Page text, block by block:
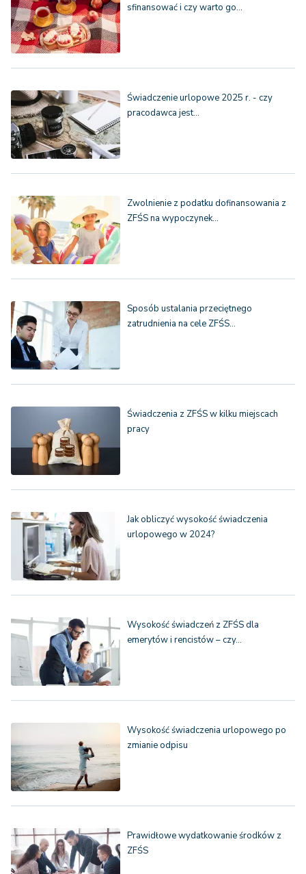
sfinansować i czy warto go…
Świadczenie urlopowe 2025 r. - czy
pracodawca jest…
Zwolnienie z podatku dofinansowania z
ZFŚS na wypoczynek…
Sposób ustalania przeciętnego
zatrudnienia na cele ZFŚS…
Świadczenia z ZFŚS w kilku miejscach
pracy
Jak obliczyć wysokość świadczenia
urlopowego w 2024?
Wysokość świadczeń z ZFŚS dla
emerytów i rencistów – czy…
Wysokość świadczenia urlopowego po
zmianie odpisu
Prawidłowe wydatkowanie środków z
ZFŚS